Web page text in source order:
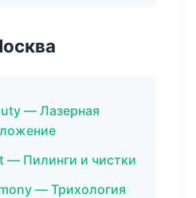
— Лазерная
— Пилинги и чистки
— Трихология